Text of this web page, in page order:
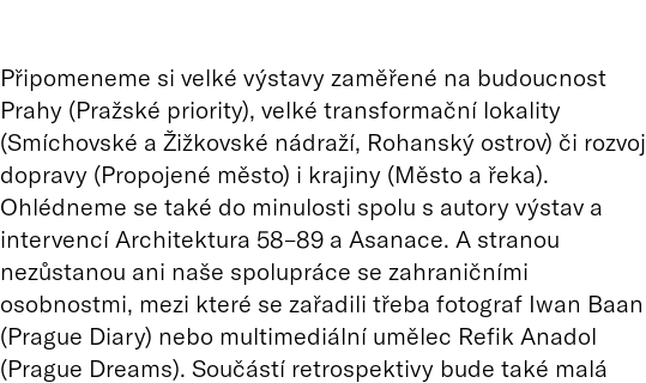
Připomeneme si velké výstavy zaměřené na budoucnost
Prahy (Pražské priority), velké transformační lokality
(Smíchovské a Žižkovské nádraží, Rohanský ostrov) či rozvoj
dopravy (Propojené město) i krajiny (Město a řeka).
Ohlédneme se také do minulosti spolu s autory výstav a
intervencí Architektura 58–89 a Asanace. A stranou
nezůstanou ani naše spolupráce se zahraničními
osobnostmi, mezi které se zařadili třeba fotograf Iwan Baan
(Prague Diary) nebo multimediální umělec Refik Anadol
(Prague Dreams). Součástí retrospektivy bude také malá